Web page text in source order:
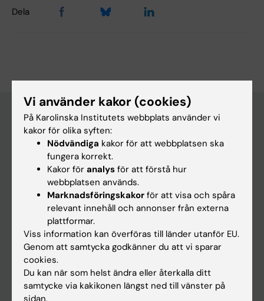
Dela
Upptäck KI
Utbildning
Forskarutbildning
Forskning
Redaktionellt material
Medicinsk Vetenskap
Medicinvetarna
Vi använder kakor (cookies)
På Karolinska Institutets webbplats använder vi
kakor för olika syften:
Nödvändiga kakor för att webbplatsen ska
fungera korrekt.
Kakor för analys för att förstå hur
webbplatsen används.
Marknadsföringskakor för att visa och spåra
relevant innehåll och annonser från externa
plattformar.
Viss information kan överföras till länder utanför EU.
Genom att samtycka godkänner du att vi sparar
cookies.
Du kan när som helst ändra eller återkalla ditt
samtycke via kakikonen längst ned till vänster på
sidan.